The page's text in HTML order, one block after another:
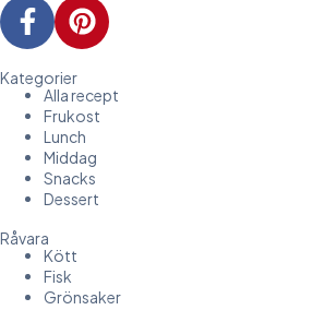
Kategorier
Alla recept
Frukost
Lunch
Middag
Snacks
Dessert
Råvara
Kött
Fisk
Grönsaker